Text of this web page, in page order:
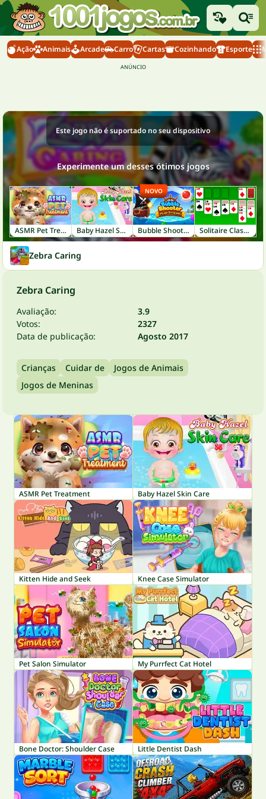
Ação Animais Arcade Carro Cartas Cozinhando Esporte
Este jogo não é suportado no seu dispositivo
Experimente um desses ótimos jogos
ASMR Pet Treatment Baby Hazel Skin Care Bubble Shooter: Pirate Treasures
NOVO
Solitaire Classic
Zebra Caring
Zebra Caring
Avaliação:
3.9
Votos:
2327
Data de publicação:
Agosto 2017
Crianças Cuidar de
Jogos de Animais
Jogos de Meninas
ASMR Pet Treatment Baby Hazel Skin Care
Kitten Hide and Seek Knee Case Simulator
Pet Salon Simulator My Purrfect Cat Hotel
Bone Doctor: Shoulder Case Little Dentist Dash